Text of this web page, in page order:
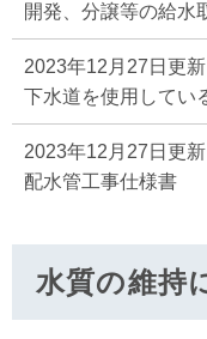
開発、分譲等の給水
2023年12月27日更新
下水道を使用してい
2023年12月27日更新
配水管工事仕様書
水質の維持